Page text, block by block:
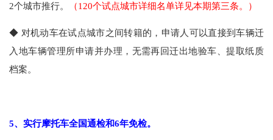
2个城市推行。 （120个试点城市详细名单详见本期第三条。）
◆ 对机动车在试点城市之间转籍的，申请人可以直接到车辆迁
入地车辆管理所申请并办理，无需再回迁出地验车、提取纸质
档案。
5、实行摩托车全国通检和6年免检。